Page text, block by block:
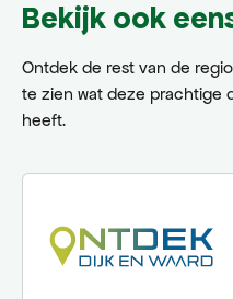
Bekijk ook
Ontdek de rest van de
te zien wat deze prachtige
heeft.